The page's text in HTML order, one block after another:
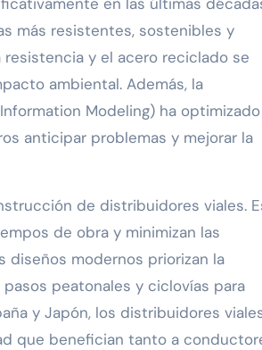
más resistentes, sostenibles y
y el acero reciclado se
ambiental. Además, la
Modeling) ha
anticipar problemas y mejorar la
de distribuidores viales.
de obra y minimizan las
diseños modernos priorizan la
peatonales y ciclovías para
y Japón, los distribuidores
que benefician tanto a